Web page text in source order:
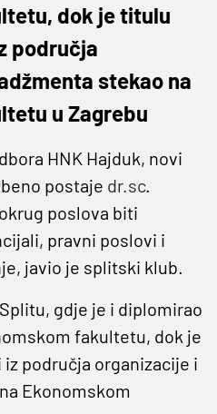
dok je titulu
područja
stekao na
u Zagrebu
HNK Hajduk, novi
postaje dr.sc.
poslova biti
pravni poslovi i
javio je splitski klub.
gdje je i diplomirao
fakultetu, dok je
područja organizacije i
Ekonomskom